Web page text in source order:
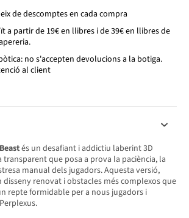
de descomptes en cada compra
a partir de 19€ en llibres i de 39€ en llibres de
no s'accepten devolucions a la botiga.
al client
és un desafiant i addictiu laberint 3D
transparent que posa a prova la paciència, la
manual dels jugadors. Aquesta versió,
disseny renovat i obstacles més complexos que
repte formidable per a nous jugadors i